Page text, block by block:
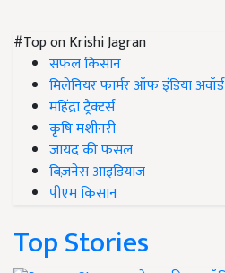
#Top on Krishi Jagran
सफल किसान
मिलेनियर फार्मर ऑफ इंडिया अवॉर्ड
महिंद्रा ट्रैक्टर्स
कृषि मशीनरी
जायद की फसल
बिज़नेस आइडियाज
पीएम किसान
Top Stories